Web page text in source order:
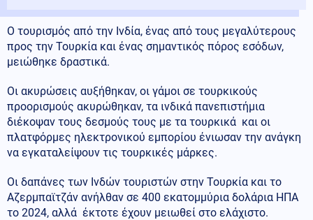
Ο τουρισμός από την Ινδία, ένας από τους μεγαλύτερους
προς την Τουρκία και ένας σημαντικός πόρος εσόδων,
μειώθηκε δραστικά.
Οι ακυρώσεις αυξήθηκαν, οι γάμοι σε τουρκικούς
προορισμούς ακυρώθηκαν, τα ινδικά πανεπιστήμια
διέκοψαν τους δεσμούς τους με τα τουρκικά και οι
πλατφόρμες ηλεκτρονικού εμπορίου ένιωσαν την ανάγκη
να εγκαταλείψουν τις τουρκικές μάρκες.
Οι δαπάνες των Ινδών τουριστών στην Τουρκία και το
Αζερμπαϊτζάν ανήλθαν σε 400 εκατομμύρια δολάρια ΗΠΑ
το 2024, αλλά έκτοτε έχουν μειωθεί στο ελάχιστο.